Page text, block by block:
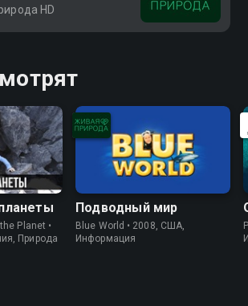
HD
Planet •
Природа
Подводный мир
Blue World • 2008, США,
Информация